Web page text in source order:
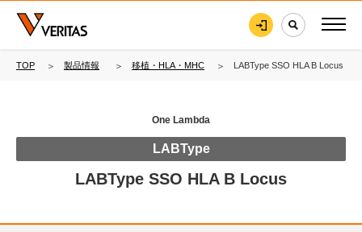
TOP 製品情報 移植・HLA・MHC LABType SSO HLA B Locus
One Lambda
LABType
LABType SSO HLA B Locus